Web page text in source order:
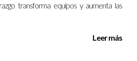
transforma equipos y aumenta las
Leer más